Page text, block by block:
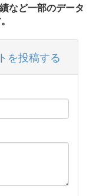
など一部のデータ
を投稿する